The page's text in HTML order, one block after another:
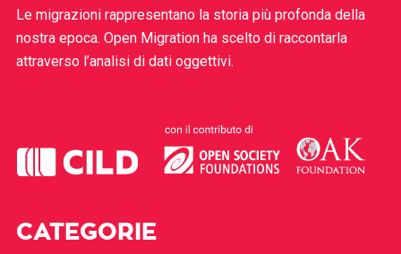
Le migrazioni rappresentano la storia più profonda della
nostra epoca. Open Migration ha scelto di raccontarla
attraverso l’analisi di dati oggettivi.
CATEGORIE